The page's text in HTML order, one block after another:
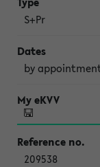
S+Pr
by
209538